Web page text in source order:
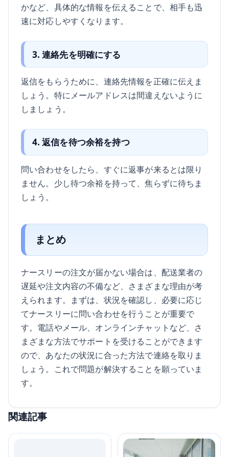
かなど、具体的な情報を伝えることで、相手も迅
速に対応しやすくなります。
3. 連絡先を明確にする
返信をもらうために、連絡先情報を正確に伝えま
しょう。特にメールアドレスは間違えないように
しましょう。
4. 返信を待つ余裕を持つ
問い合わせをしたら、すぐに返事が来るとは限り
ません。少し待つ余裕を持って、焦らずに待ちま
しょう。
まとめ
ナースリーの注文が届かない場合は、配送業者の
遅延や注文内容の不備など、さまざまな理由が考
えられます。まずは、状況を確認し、必要に応じ
てナースリーに問い合わせを行うことが重要で
す。電話やメール、オンラインチャットなど、さ
まざまな方法でサポートを受けることができます
ので、あなたの状況に合った方法で連絡を取りま
しょう。これで問題が解決することを願っていま
す。
関連記事